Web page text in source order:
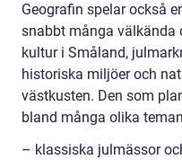
Geografin spelar också
snabbt många välkända
kultur i Småland,
historiska miljöer och
västkusten. Den som
bland många olika
– klassiska julmässor